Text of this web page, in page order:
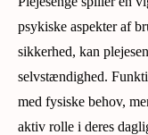
psykiske aspekter af
sikkerhed, kan
selvstændighed.
med fysiske behov,
aktiv rolle i deres